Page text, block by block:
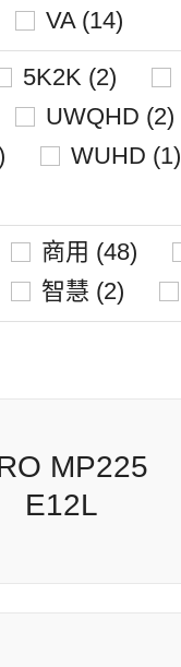
VA (14)
5K2K (2)
UWQHD (2)
WUHD (1)
商用 (48)
智慧 (2)
MP225 E12L